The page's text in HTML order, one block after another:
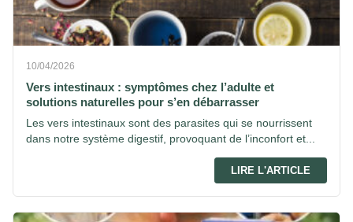
10/04/2026
Vers intestinaux : symptômes chez l’adulte et
solutions naturelles pour s’en débarrasser
Les vers intestinaux sont des parasites qui se nourrissent
dans notre système digestif, provoquant de l’inconfort et...
LIRE L'ARTICLE